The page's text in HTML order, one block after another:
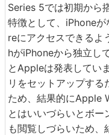
Series 5では初期から
特徴として、iPhone
reにアクセスできるよ
hがiPhoneから独立し
とAppleは発表してい
リをセットアップす
ため、結果的にApple
とはいいづらいとボ
も閲覧しづらいため